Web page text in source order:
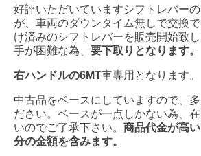
好評いただいていますシフトレバー
が、車両のダウンタイム無しで交換
け済みのシフトレバーを販売開始致
手が困難な為、 要下取りとなります。
右ハンドルの6MT車専用となります。
中古品をベースにしていますので、
ださい。ベースが一点しかない為、
いのでご了承下さい。 商品代金が高
分の金額を含みます。